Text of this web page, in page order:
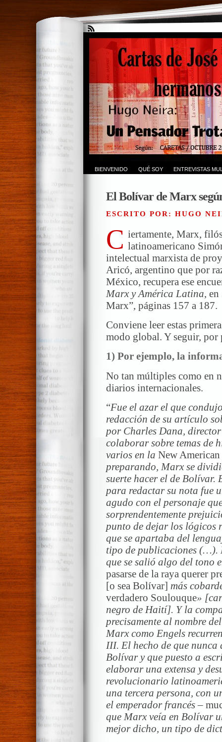
BIENVENIDO QUÉ SOY ENTREVISTAS
El Bolívar de Marx
ESCRITO POR: HUGO
C iertamente, Marx,
latinoamericano
intelectual marxista de
Aricó, argentino que por
México, recupera ese
Marx y América Latina,
Marx”, páginas 157 a 187.
Conviene leer estas
modo global. Y seguir, por
1) Por ejemplo, la
No tan múltiples como en
diarios internacionales.
“Fue el azar el que
redacción de su artículo
por Charles Dana,
colaborar sobre temas de
varios en la New
preparando, Marx se
suerte hacer el de Bolívar.
para redactar su nota fue
agudo con el personaje
sorprendentemente
punto de dejar los lógicos
que se apartaba del
tipo de publicaciones (…).
que se salió algo del tono
pasarse de la raya querer
[o sea Bolívar] más
verdadero Soulouque»
negro de Haití]. Y la
precisamente al nombre
Marx como Engels
III. El hecho de que
Bolívar y que puesto a
elaborar una extensa y
revolucionario
una tercera persona, con
el emperador francés –
que Marx veía en Bolívar
mejor dicho, un tipo de